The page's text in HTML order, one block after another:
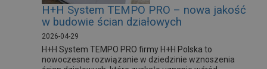
H+H System TEMPO PRO – nowa jakość
w budowie ścian działowych
2026-04-29
H+H System TEMPO PRO firmy H+H Polska to
nowoczesne rozwiązanie w dziedzinie wznoszenia